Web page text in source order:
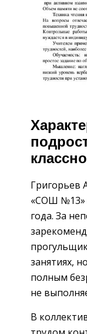
Григорьев
«СОШ №13»
года. За
занятиях,
полным
не
В